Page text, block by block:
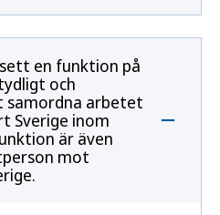
en funktion på
och
samordna arbetet
Sverige inom
är även
mot